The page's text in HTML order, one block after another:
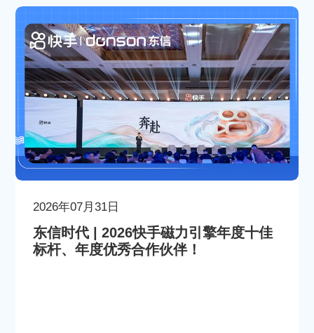
2026年07月31日
东信时代 | 2026快手磁力引擎年度十佳
标杆、年度优秀合作伙伴！